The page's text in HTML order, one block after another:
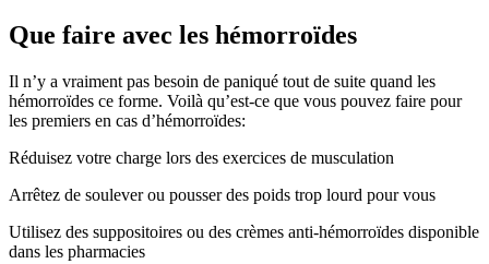
Que faire avec les hémorroïdes
Il n’y a vraiment pas besoin de paniqué tout de suite quand les
hémorroïdes ce forme. Voilà qu’est-ce que vous pouvez faire pour
les premiers en cas d’hémorroïdes:
Réduisez votre charge lors des exercices de musculation
Arrêtez de soulever ou pousser des poids trop lourd pour vous
Utilisez des suppositoires ou des crèmes anti-hémorroïdes disponible
dans les pharmacies